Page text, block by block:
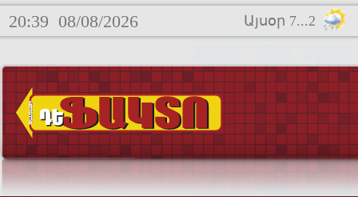
20:39 08/08/2026 Այսօր 7...2